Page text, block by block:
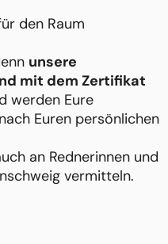
den Raum
unsere
mit dem Zertifikat
werden Eure
Euren persönlichen
an Rednerinnen und
vermitteln.